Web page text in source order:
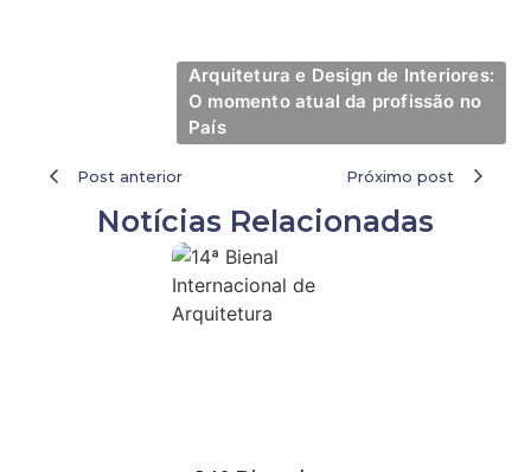
Arquitetura e Design de Interiores:
O momento atual da profissão no
País
Post anterior Próximo post
Notícias Relacionadas